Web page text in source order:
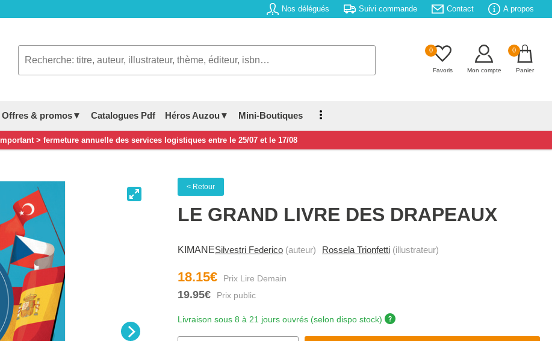
Nos délégués Suivi commande Contact A propos
0
Favoris Mon compte
0
Panier
Offres & promos▼ Catalogues Pdf Héros Auzou▼ Mini-Boutiques
Important > fermeture annuelle des services logistiques entre le 25/07 et le 17/08
< Retour
LE GRAND LIVRE DES DRAPEAUX
KIMANESilvestri Federico (auteur) Rossela Trionfetti (illustrateur)
18.15€
19.95€
Livraison sous 8 à 21 jours ouvrés (selon dispo stock)